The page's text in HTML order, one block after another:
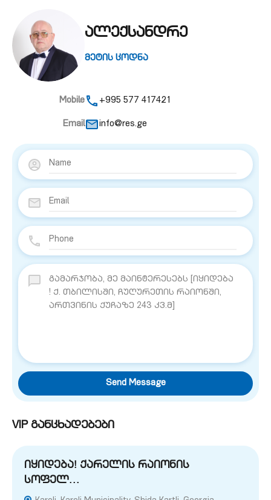
ალექსანდრე
მეტის ცოდნა
Mobile +995 577 417421
Email info@res.ge
Send Message
VIP განცხადებები
იყიდება! ქარელის რაიონის
სოფელ…